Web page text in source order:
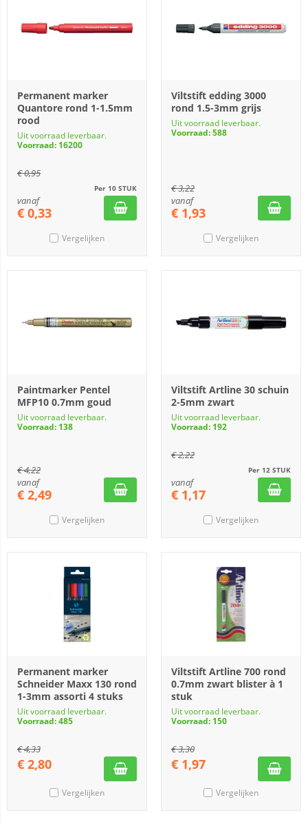
Permanent marker
Quantore rond 1-1.5mm
rood
Uit voorraad leverbaar.
Voorraad: 16200
€0,95
Per 10 STUK
vanaf
€ 0,33
Vergelijken
Viltstift edding 3000
rond 1.5-3mm grijs
Uit voorraad leverbaar.
Voorraad: 588
€3,22
vanaf
€ 1,93
Vergelijken
Paintmarker Pentel
MFP10 0.7mm goud
Uit voorraad leverbaar.
Voorraad: 138
€4,22
vanaf
€ 2,49
Vergelijken
Viltstift Artline 30 schuin
2-5mm zwart
Uit voorraad leverbaar.
Voorraad: 192
€2,22
Per 12 STUK
vanaf
€ 1,17
Vergelijken
Permanent marker
Schneider Maxx 130 rond
1-3mm assorti 4 stuks
Uit voorraad leverbaar.
Voorraad: 485
€4,33
€ 2,80
Vergelijken
Viltstift Artline 700 rond
0.7mm zwart blister à 1
stuk
Uit voorraad leverbaar.
Voorraad: 150
€3,30
€ 1,97
Vergelijken